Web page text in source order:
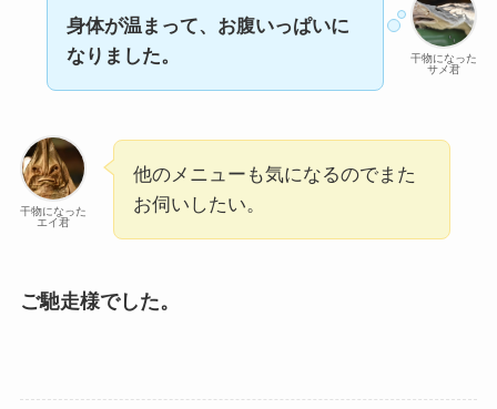
干物になった
サメ君
身体が温まって、お腹いっぱいに
なりました。
干物になった
エイ君
他のメニューも気になるのでまた
お伺いしたい。
ご馳走様でした。